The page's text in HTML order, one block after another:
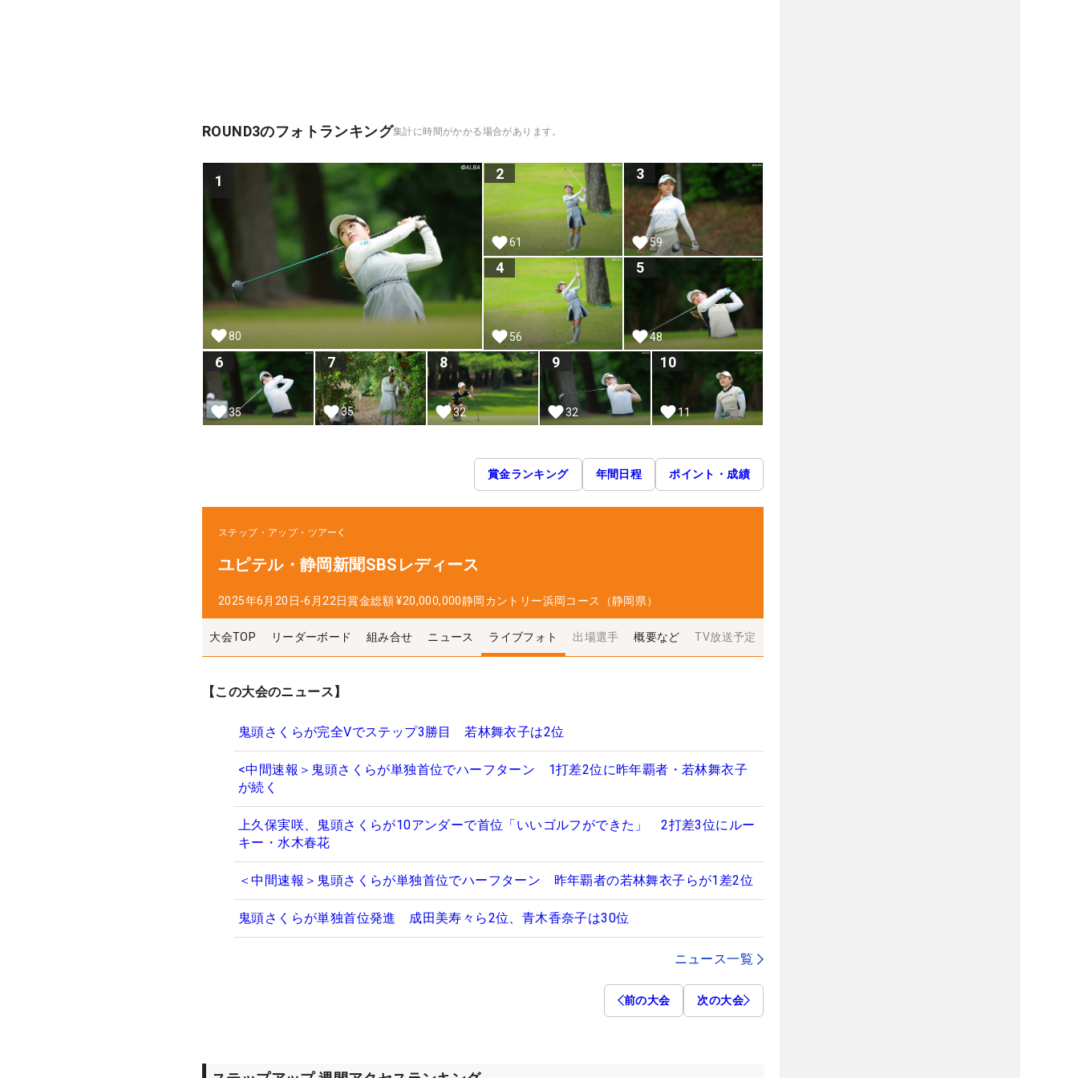
ROUND3のフォトランキング集計に時間がかかる場合があります。
1
80
2
61
3
59
4
56
5
48
6
35
7
35
8
32
9
32
10
11
賞金ランキング 年間日程 ポイント・成績
ステップ・アップ・ツアー
ユピテル・静岡新聞SBSレディース
2025年6月20日-6月22日賞金総額 ¥20,000,000静岡カントリー浜岡コース（静岡県）
大会TOP リーダーボード 組み合せ ニュース ライブフォト 出場選手 概要など TV放送予定
【この大会のニュース】
鬼頭さくらが完全Vでステップ3勝目 若林舞衣子は2位
<中間速報＞鬼頭さくらが単独首位でハーフターン 1打差2位に昨年覇者・若林舞衣子
が続く
上久保実咲、鬼頭さくらが10アンダーで首位「いいゴルフができた」 2打差3位にルー
キー・水木春花
＜中間速報＞鬼頭さくらが単独首位でハーフターン 昨年覇者の若林舞衣子らが1差2位
鬼頭さくらが単独首位発進 成田美寿々ら2位、青木香奈子は30位
ニュース一覧
前の大会 次の大会